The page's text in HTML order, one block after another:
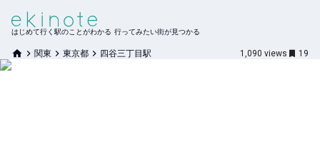
はじめて行く駅のことがわかる 行ってみたい街が見つかる
関東 東京都 四谷三丁目駅 1,090 views 19